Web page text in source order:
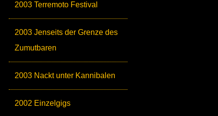
2003 Terremoto Festival
2003 Jenseits der Grenze des
Zumutbaren
2003 Nackt unter Kannibalen
2002 Einzelgigs